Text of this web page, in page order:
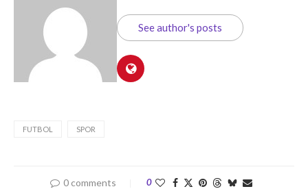
See author's posts
FUTBOL SPOR
0 comments 0